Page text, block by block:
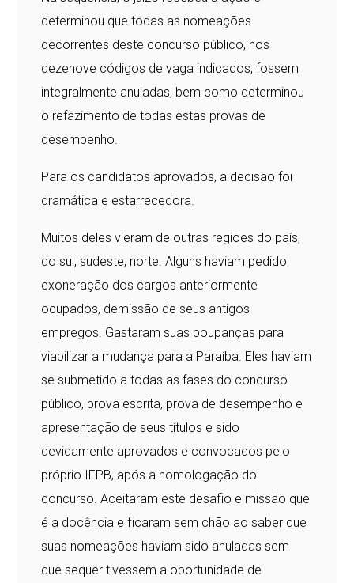
determinou que todas as nomeações
decorrentes deste concurso público, nos
dezenove códigos de vaga indicados, fossem
integralmente anuladas, bem como determinou
o refazimento de todas estas provas de
desempenho.
Para os candidatos aprovados, a decisão foi
dramática e estarrecedora.
Muitos deles vieram de outras regiões do país,
do sul, sudeste, norte. Alguns haviam pedido
exoneração dos cargos anteriormente
ocupados, demissão de seus antigos
empregos. Gastaram suas poupanças para
viabilizar a mudança para a Paraíba. Eles haviam
se submetido a todas as fases do concurso
público, prova escrita, prova de desempenho e
apresentação de seus títulos e sido
devidamente aprovados e convocados pelo
próprio IFPB, após a homologação do
concurso. Aceitaram este desafio e missão que
é a docência e ficaram sem chão ao saber que
suas nomeações haviam sido anuladas sem
que sequer tivessem a oportunidade de